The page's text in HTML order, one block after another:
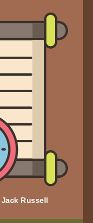
Russell